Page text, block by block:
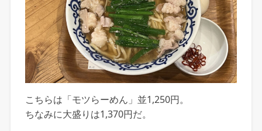
こちらは「モツらーめん」並1,250円。
ちなみに大盛りは1,370円だ。